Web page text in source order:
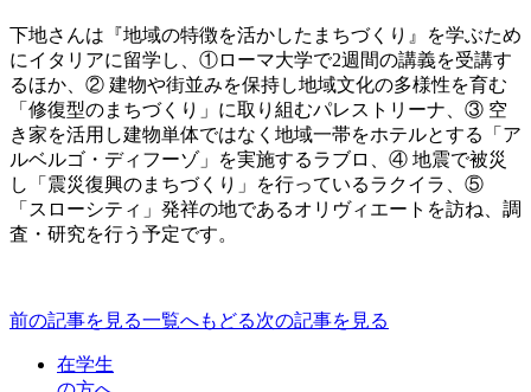
下地さんは『地域の特徴を活かしたまちづくり』を学ぶため
にイタリアに留学し、①ローマ大学で2週間の講義を受講す
るほか、② 建物や街並みを保持し地域文化の多様性を育む
「修復型のまちづくり」に取り組むパレストリーナ、③ 空
き家を活用し建物単体ではなく地域一帯をホテルとする「ア
ルベルゴ・ディフーゾ」を実施するラブロ、④ 地震で被災
し「震災復興のまちづくり」を行っているラクイラ、⑤
「スローシティ」発祥の地であるオリヴィエートを訪ね、調
査・研究を行う予定です。
前の記事を見る一覧へもどる次の記事を見る
在学生